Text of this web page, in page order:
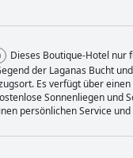
Dieses Boutique-Hotel nur
der Laganas Bucht
Es verfügt über
Sonnenliegen und
persönlichen Service